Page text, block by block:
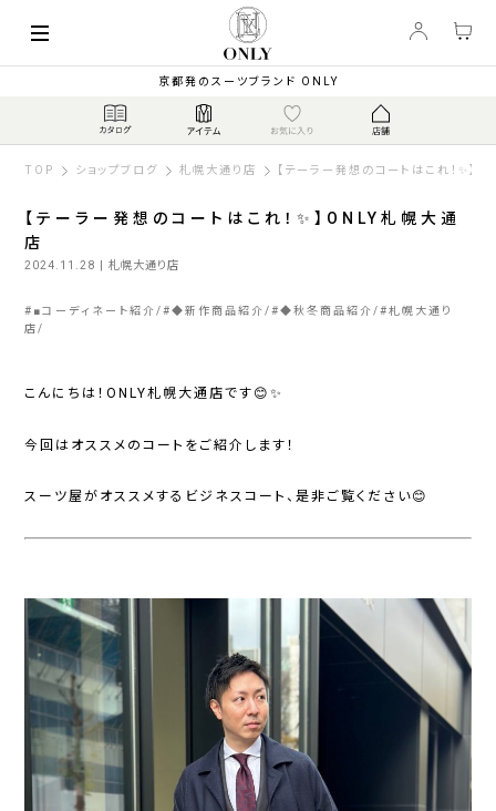
京都発のスーツブランド ONLY
TOP ショップブログ 札幌大通り店 【テーラー発想のコートはこれ！✨】
【テーラー発想のコートはこれ！✨】ONLY札幌大通
店
2024.11.28 | 札幌大通り店
# ■コーディネート紹介 #◆新作商品紹介 #◆秋冬商品紹介 #札幌大通り
店
こんにちは！ONLY札幌大通店です😊✨
今回はオススメのコートをご紹介します！
スーツ屋がオススメするビジネスコート、是非ご覧ください😊